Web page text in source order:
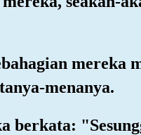
mereka
menanya.
berkata: